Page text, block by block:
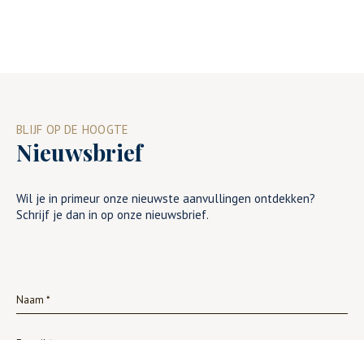
BLIJF OP DE HOOGTE
Nieuwsbrief
Wil je in primeur onze nieuwste aanvullingen ontdekken?
Schrijf je dan in op onze nieuwsbrief.